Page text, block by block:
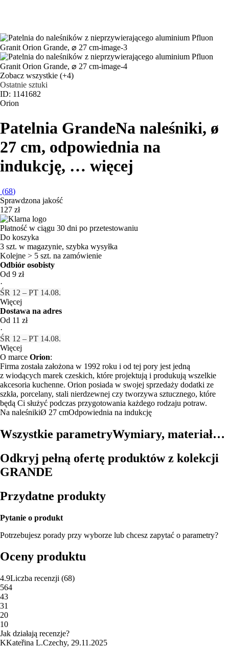
Zobacz wszystkie (+4)
Ostatnie sztuki
ID: 1141682
Orion
Patelnia GrandeNa naleśniki, ø
27 cm, odpowiednia na
indukcję, … więcej
(68)
Sprawdzona jakość
127 zł
Płatność w ciągu 30 dni po przetestowaniu
Do koszyka
3 szt. w magazynie, szybka wysyłka
Kolejne > 5 szt. na zamówienie
Odbiór osobisty
Od 9 zł
·
ŚR 12 – PT 14.08.
Więcej
Dostawa na adres
Od 11 zł
·
ŚR 12 – PT 14.08.
Więcej
O marce Orion:
Firma została założona w 1992 roku i od tej pory jest jedną
z wiodących marek czeskich, które projektują i produkują wszelkie
akcesoria kuchenne. Orion posiada w swojej sprzedaży dodatki ze
szkła, porcelany, stali nierdzewnej czy tworzywa sztucznego, które
będą Ci służyć podczas przygotowania każdego rodzaju potraw.
Na naleśnikiØ 27 cmOdpowiednia na indukcję
Wszystkie parametryWymiary, materiał…
Odkryj pełną ofertę produktów z kolekcji
GRANDE
Przydatne produkty
Pytanie o produkt
Potrzebujesz porady przy wyborze lub chcesz zapytać o parametry?
Oceny produktu
4.9Liczba recenzji (68)
564
43
31
20
10
Jak działają recenzje?
KKateřina L.Czechy, 29.11.2025